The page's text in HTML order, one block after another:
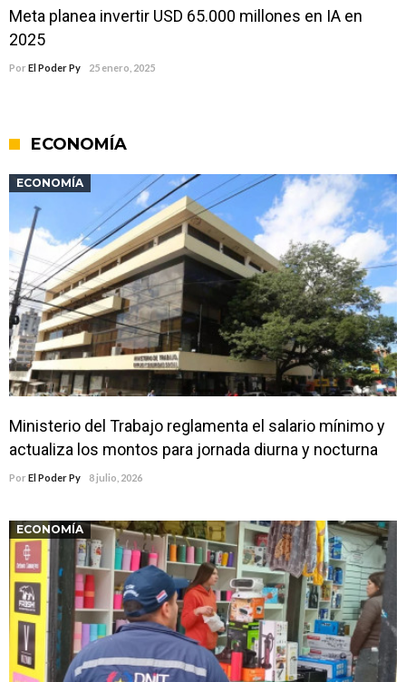
Meta planea invertir USD 65.000 millones en IA en
2025
Por El Poder Py 25 enero, 2025
ECONOMÍA
ECONOMÍA
Ministerio del Trabajo reglamenta el salario mínimo y
actualiza los montos para jornada diurna y nocturna
Por El Poder Py 8 julio, 2026
ECONOMÍA